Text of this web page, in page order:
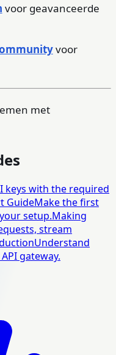
voor geavanceerde
voor
met
keys with the required
GuideMake the first
setup.Making
stream
Understand
gateway.